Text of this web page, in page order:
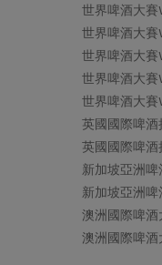
世界啤酒大
世界啤酒大
世界啤酒大
世界啤酒大
世界啤酒大
英國國際啤酒
英國國際啤酒
新加坡亞洲
新加坡亞洲
澳洲國際啤
澳洲國際啤酒